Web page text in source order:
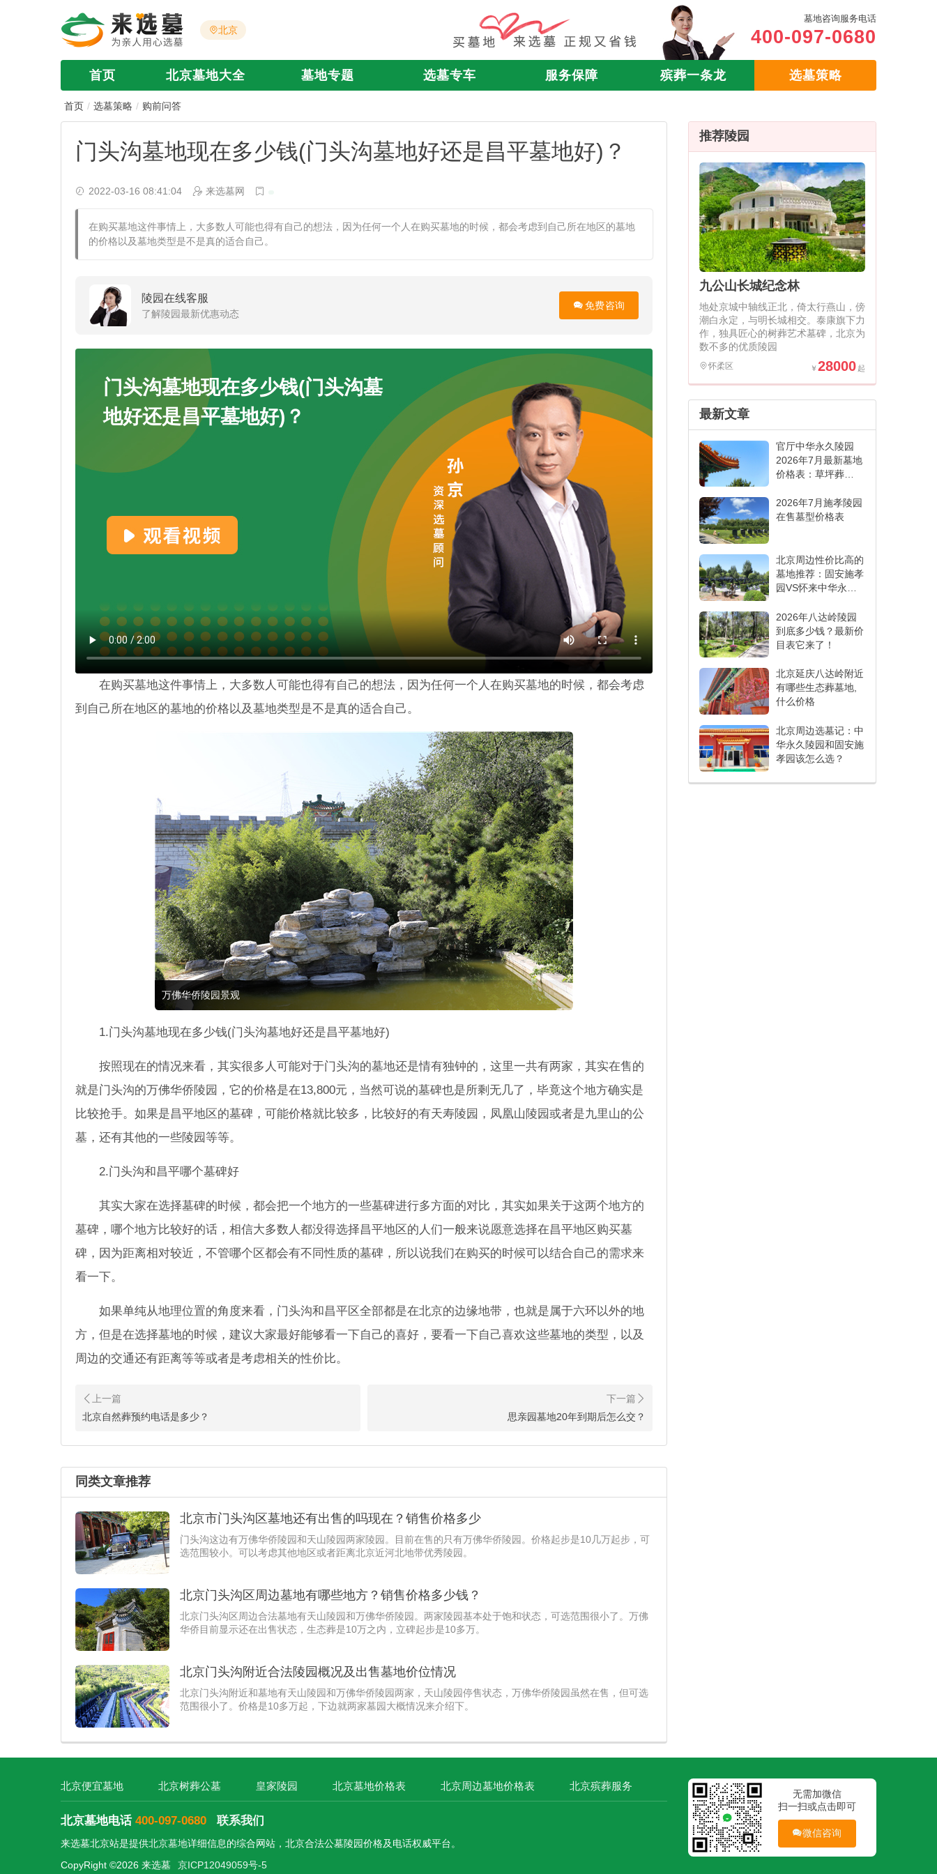
北京
墓地咨询服务电话
400-097-0680
首页 北京墓地大全 墓地专题 选墓专车 服务保障 殡葬一条龙 选墓策略
首页 选墓策略 购前问答
门头沟墓地现在多少钱(门头沟墓地好还是昌平墓地好)？
2022-03-16 08:41:04 来选墓网
在购买墓地这件事情上，大多数人可能也得有自己的想法，因为任何一个人在购买墓地的时候，都会考虑到自己所在地区的墓地
的价格以及墓地类型是不是真的适合自己。
陵园在线客服
了解陵园最新优惠动态
免费咨询
在购买墓地这件事情上，大多数人可能也得有自己的想法，因为任何一个人在购买墓地的时候，都会考虑
到自己所在地区的墓地的价格以及墓地类型是不是真的适合自己。
万佛华侨陵园景观
1.门头沟墓地现在多少钱(门头沟墓地好还是昌平墓地好)
按照现在的情况来看，其实很多人可能对于门头沟的墓地还是情有独钟的，这里一共有两家，其实在售的
就是门头沟的万佛华侨陵园，它的价格是在13,800元，当然可说的墓碑也是所剩无几了，毕竟这个地方确实是
比较抢手。如果是昌平地区的墓碑，可能价格就比较多，比较好的有天寿陵园，凤凰山陵园或者是九里山的公
墓，还有其他的一些陵园等等。
2.门头沟和昌平哪个墓碑好
其实大家在选择墓碑的时候，都会把一个地方的一些墓碑进行多方面的对比，其实如果关于这两个地方的
墓碑，哪个地方比较好的话，相信大多数人都没得选择昌平地区的人们一般来说愿意选择在昌平地区购买墓
碑，因为距离相对较近，不管哪个区都会有不同性质的墓碑，所以说我们在购买的时候可以结合自己的需求来
看一下。
如果单纯从地理位置的角度来看，门头沟和昌平区全部都是在北京的边缘地带，也就是属于六环以外的地
方，但是在选择墓地的时候，建议大家最好能够看一下自己的喜好，要看一下自己喜欢这些墓地的类型，以及
周边的交通还有距离等等或者是考虑相关的性价比。
北京自然葬预约电话是多少？ 思亲园墓地20年到期后怎么交？
同类文章推荐
北京市门头沟区墓地还有出售的吗现在？销售价格多少
门头沟这边有万佛华侨陵园和天山陵园两家陵园。目前在售的只有万佛华侨陵园。价格起步是10几万起步，可
选范围较小。可以考虑其他地区或者距离北京近河北地带优秀陵园。
北京门头沟区周边墓地有哪些地方？销售价格多少钱？
北京门头沟区周边合法墓地有天山陵园和万佛华侨陵园。两家陵园基本处于饱和状态，可选范围很小了。万佛
华侨目前显示还在出售状态，生态葬是10万之内，立碑起步是10多万。
北京门头沟附近合法陵园概况及出售墓地价位情况
北京门头沟附近和墓地有天山陵园和万佛华侨陵园两家，天山陵园停售状态，万佛华侨陵园虽然在售，但可选
范围很小了。价格是10多万起，下边就两家墓园大概情况来介绍下。
推荐陵园
九公山长城纪念林
地处京城中轴线正北，倚太行燕山，傍
潮白永定，与明长城相交。泰康旗下力
作，独具匠心的树葬艺术墓碑，北京为
数不多的优质陵园
怀柔区 28000
最新文章
官厅中华永久陵园
2026年7月最新墓地
价格表：草坪葬
表看懂
2026年7月施孝陵园
在售墓型价格表
北京周边性价比高的
墓地推荐：固安施孝
园VS怀来中华永久
2026年八达岭陵园
到底多少钱？最新价
目表它来了！
北京延庆八达岭附近
有哪些生态葬墓地,
什么价格
北京周边选墓记：中
华永久陵园和固安施
孝园该怎么选？
北京便宜墓地 北京树葬公墓 皇家陵园 北京墓地价格表 北京周边墓地价格表 北京殡葬服务
北京墓地电话 400-097-0680 联系我们
来选墓北京站是提供北京墓地详细信息的综合网站，北京合法公墓陵园价格及电话权威平台。
CopyRight ©2026 来选墓
京ICP12049059号-5
无需加微信
扫一扫或点击即可
微信咨询